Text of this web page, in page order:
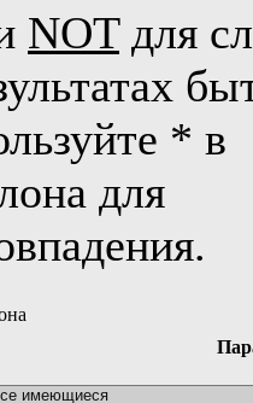
NOTдля
* в
для